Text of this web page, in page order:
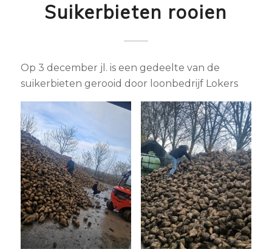
Suikerbieten rooien
Op 3 december jl. is een gedeelte van de
suikerbieten gerooid door loonbedrijf Lokers